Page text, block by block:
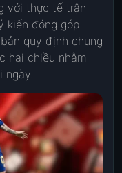
với thực tế trận
kiến đóng góp
quy định chung
hai chiều nhằm
ngày.